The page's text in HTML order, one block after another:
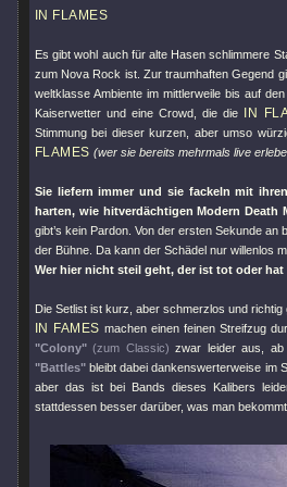
IN FLAMES
Es gibt wohl auch für alte Hasen schlimmere
zum Nova Rock ist. Zur traumhaften Gegend
weltklasse Ambiente im mittlerweile bis auf
Kaiserwetter und eine Crowd, die die
IN
Stimmung bei dieser kurzen, aber umso
FLAMES (wer sie bereits mehrmals live
Sie liefern immer und sie fackeln mit
harten, wie hitverdächtigen Modern Death
gibt’s kein Pardon. Von der ersten Sekunde
der Bühne. Da kann der Schädel nur willenlos
Wer hier nicht steil geht, der ist tot oder
Die Setlist ist kurz, aber schmerzlos und richtig
IN FAMES machen einen feinen Streifzug
"Colony" (zum Classic) zwar leider aus,
"Battles" bleibt dabei dankenswerterweise im
aber das ist bei Bands dieses Kalibers
stattdessen besser darüber, was man